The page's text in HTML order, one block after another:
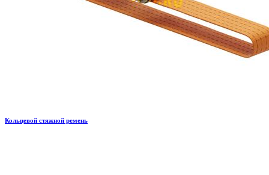
Кольцевой стяжной ремень